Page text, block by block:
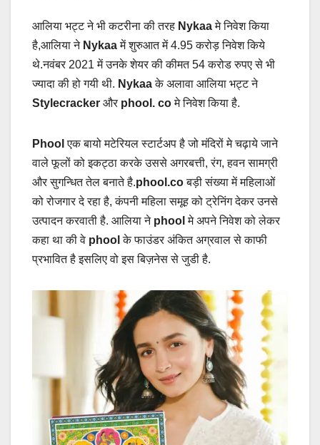
आलिया भट्ट ने भी कटरीना की तरह Nykaaमे निवेश किया
है,आलिया ने Nykaaमें शुरुआत में 4.95 करोड़ निवेश किये
थे.नवंबर 2021 में उनके शेयर की कीमत 54 करोड रुपए से भी
ज्यादा की हो गयी थी. Nykaaके अलावा आलिया भट्ट ने
Stylecracker और phool. coमे निवेश किया है.
Phool एक बायो मटेरियल स्टार्टअप है जो मंदिरों मे चढ़ाये जाने
वाले फूलों को इकट्ठा करके उससे अगरबत्ती, रंग, हवन सामग्री
और सुगन्धित तेल बनाते है.phool.coबड़ी संख्या में महिलाओं
को रोजगार दे रहा है, कंपनी महिला समूह को ट्रेनिंग देकर उनसे
उत्पादन करवाती है. आलिया ने phool मे अपने निवेश को लेकर
कहा था की वे phool के फाउंडर अंकित अग्रवाल से काफी
प्रभावित है इसलिए वो इस बिज़नेस से जुडी है.